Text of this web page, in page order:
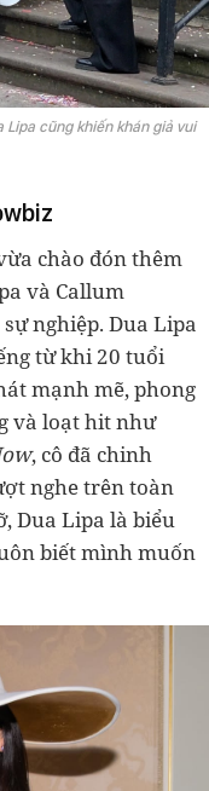
cũng khiến khán giả vui
chào đón thêm
và Callum
nghiệp. Dua Lipa
từ khi 20 tuổi
mạnh mẽ, phong
và loạt hit như
, cô đã chinh
nghe trên toàn
Dua Lipa là biểu
biết mình muốn